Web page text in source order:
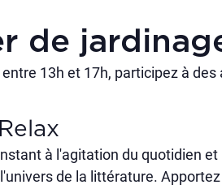
de
entre 13h et 17h, participez à
à l'agitation du quotidien et
de la littérature. Apportez